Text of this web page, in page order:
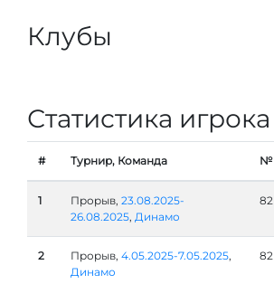
Клубы
Статистика игрока
# Турнир, Команда №
1 Прорыв, 23.08.2025-
26.08.2025, Динамо
82
2 Прорыв, 4.05.2025-7.05.2025,
Динамо
82